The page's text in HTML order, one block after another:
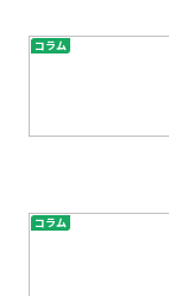
コラム
コラム